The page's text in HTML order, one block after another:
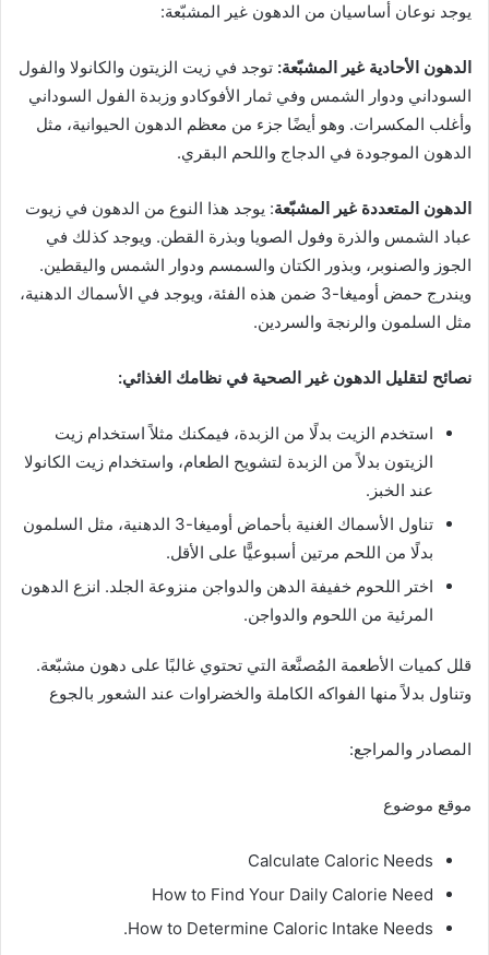
يوجد نوعان أساسيان من الدهون غير المشبّعة:
الدهون الأحادية غير المشبّعة: توجد في زيت الزيتون والكانولا والفول
السوداني ودوار الشمس وفي ثمار الأفوكادو وزبدة الفول السوداني
وأغلب المكسرات. وهو أيضًا جزء من معظم الدهون الحيوانية، مثل
الدهون الموجودة في الدجاج واللحم البقري.
الدهون المتعددة غير المشبّعة: يوجد هذا النوع من الدهون في زيوت
عباد الشمس والذرة وفول الصويا وبذرة القطن. ويوجد كذلك في
الجوز والصنوبر، وبذور الكتان والسمسم ودوار الشمس واليقطين.
ويندرج حمض أوميغا-3 ضمن هذه الفئة، ويوجد في الأسماك الدهنية،
مثل السلمون والرنجة والسردين.
نصائح لتقليل الدهون غير الصحية في نظامك الغذائي:
استخدم الزيت بدلًا من الزبدة، فيمكنك مثلاً استخدام زيت
الزيتون بدلاً من الزبدة لتشويح الطعام، واستخدام زيت الكانولا
عند الخبز.
تناول الأسماك الغنية بأحماض أوميغا-3 الدهنية، مثل السلمون
بدلًا من اللحم مرتين أسبوعيًّا على الأقل.
اختر اللحوم خفيفة الدهن والدواجن منزوعة الجلد. انزع الدهون
المرئية من اللحوم والدواجن.
قلل كميات الأطعمة المُصنَّعة التي تحتوي غالبًا على دهون مشبّعة.
وتناول بدلاً منها الفواكه الكاملة والخضراوات عند الشعور بالجوع
المصادر والمراجع:
موقع موضوع
Calculate Caloric Needs
How to Find Your Daily Calorie Need
How to Determine Caloric Intake Needs.